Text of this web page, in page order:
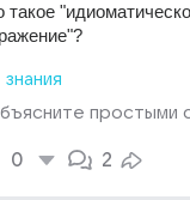
такое
знания
простыми
0 2